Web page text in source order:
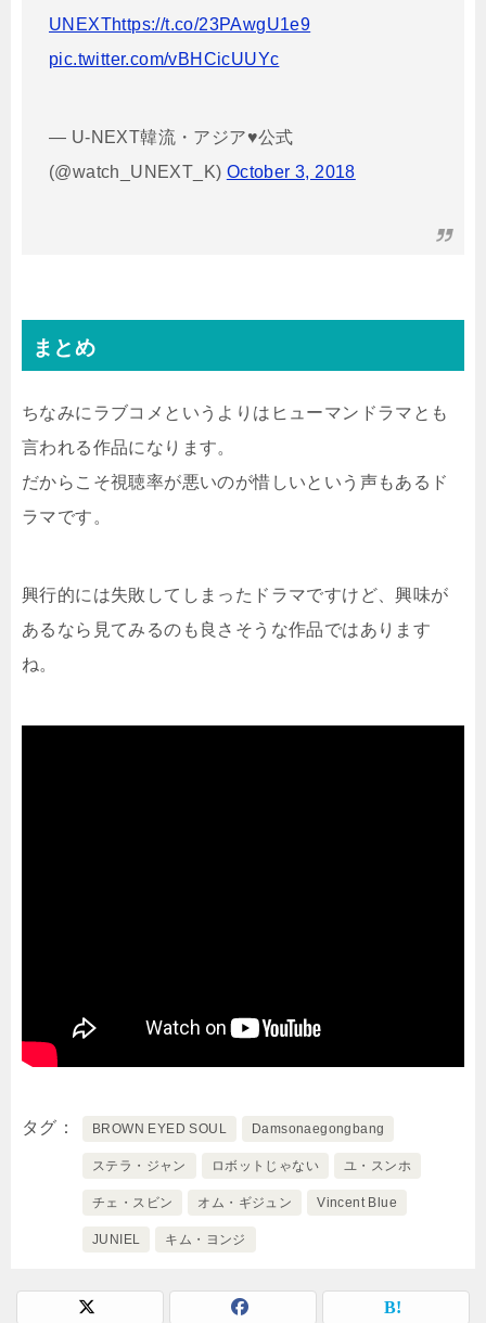
UNEXThttps://t.co/23PAwgU1e9
pic.twitter.com/vBHCicUUYc
— U-NEXT韓流・アジア♥公式
(@watch_UNEXT_K) October 3, 2018
まとめ
ちなみにラブコメというよりはヒューマンドラマとも
言われる作品になります。
だからこそ視聴率が悪いのが惜しいという声もあるド
ラマです。
興行的には失敗してしまったドラマですけど、興味が
あるなら見てみるのも良さそうな作品ではあります
ね。
タグ BROWN EYED SOUL Damsonaegongbang
ステラ・ジャン ロボットじゃない ユ・スンホ
チェ・スビン オム・ギジュン Vincent Blue
JUNIEL キム・ヨンジ